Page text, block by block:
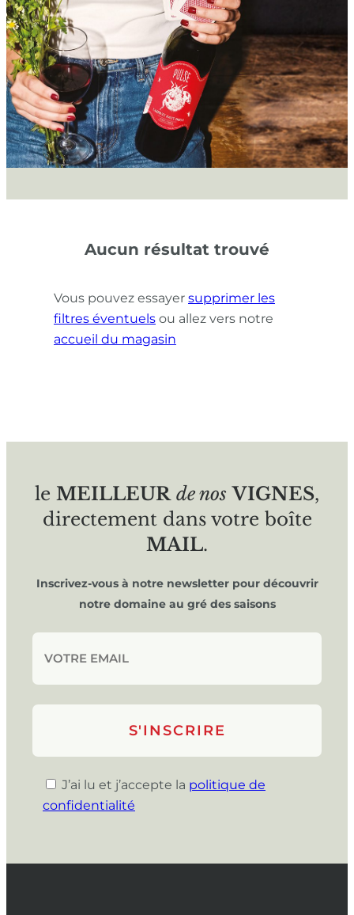
Aucun résultat trouvé
Vous pouvez essayer supprimer les
filtres éventuels ou allez vers notre
accueil du magasin
le MEILLEUR de nos VIGNES,
directement dans votre boîte
MAIL.
Inscrivez-vous à notre newsletter pour découvrir
notre domaine au gré des saisons
J’ai lu et j’accepte la politique de
confidentialité